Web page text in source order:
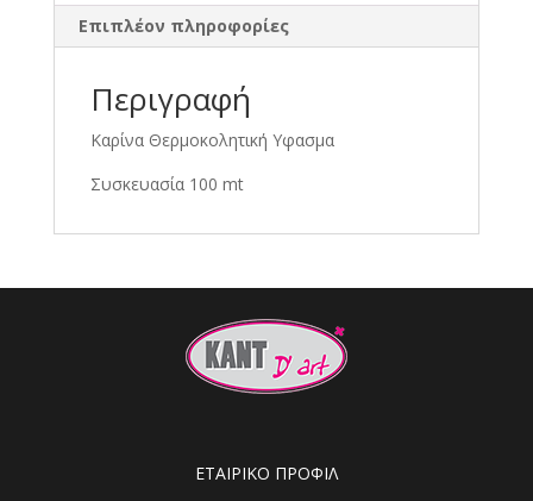
Επιπλέον πληροφορίες
Περιγραφή
Καρίνα Θερμοκολητική Υφασμα
Συσκευασία 100 mt
ΕΤΑΙΡΙΚΟ ΠΡΟΦΙΛ